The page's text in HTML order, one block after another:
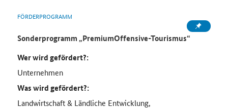
FÖRDERPROGRAMM
Sonderprogramm „PremiumOffensive-Tourismus“
Wer wird gefördert?:
Unternehmen
Was wird gefördert?:
Landwirtschaft & Ländliche Entwicklung,